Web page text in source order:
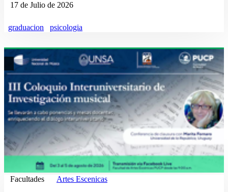
17 de Julio de 2026
graduacion psicologia
Facultades Artes Escenicas